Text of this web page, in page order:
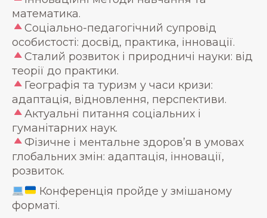
математика.
Соціально-педагогічний супровід
особистості: досвід, практика, інновації.
Сталий розвиток і природничі науки: від
теорії до практики.
Географія та туризм у часи кризи:
адаптація, відновлення, перспективи.
Актуальні питання соціальних і
гуманітарних наук.
Фізичне і ментальне здоров’я в умовах
глобальних змін: адаптація, інновації,
розвиток.
Конференція пройде у змішаному
форматі.